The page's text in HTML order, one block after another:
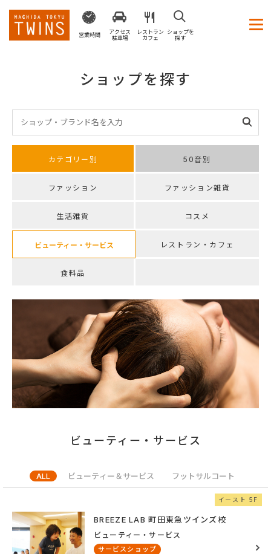
営業時間
アクセス
駐車場
レストラン
カフェ
ショップを
探す
ショップを探す
カテゴリー別 50音別
ファッション ファッション雑貨
生活雑貨 コスメ
ビューティー・サービス レストラン・カフェ
食料品
ビューティー・サービス
ALL ビューティー＆サービス フットサルコート
BREEZE LAB 町田東急ツインズ校
ビューティー・サービス
サービスショップ
イースト 5F